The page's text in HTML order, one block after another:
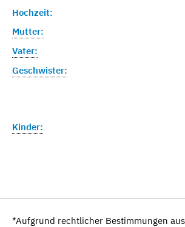
Hochzeit:
Mutter:
Vater:
Geschwister:
Kinder:
*Aufgrund rechtlicher Bestimmungen